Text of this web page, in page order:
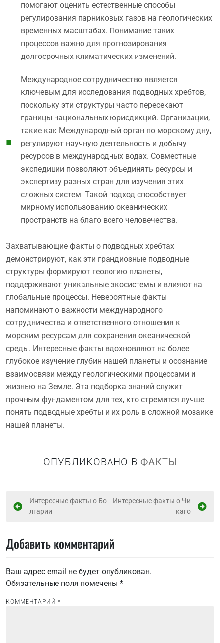
помогают оценить естественные способы
регулирования парниковых газов на геологических
временных масштабах. Понимание таких
процессов важно для прогнозирования
долгосрочных климатических изменений.
Международное сотрудничество является
ключевым для исследования подводных хребтов,
поскольку эти структуры часто пересекают
границы национальных юрисдикций. Организации,
такие как Международный орган по морскому дну,
регулируют научную деятельность и добычу
ресурсов в международных водах. Совместные
экспедиции позволяют объединять ресурсы и
экспертизу разных стран для изучения этих
сложных систем. Такой подход способствует
мирному использованию океанических
пространств на благо всего человечества.
Захватывающие факты о подводных хребтах
демонстрируют, как эти грандиозные подводные
структуры формируют геологию планеты,
поддерживают уникальные экосистемы и влияют на
глобальные процессы. Невероятные факты
напоминают о важности международного
сотрудничества и ответственного отношения к
морским ресурсам для сохранения океанической
среды. Интересные факты вдохновляют на более
глубокое изучение глубин нашей планеты и осознание
взаимосвязи между геологическими процессами и
жизнью на Земле. Эта подборка знаний служит
прочным фундаментом для тех, кто стремится лучше
понять подводные хребты и их роль в сложной мозаике
нашей планеты.
ОПУБЛИКОВАНО В ФАКТЫ
Н
и
а
ц
и
Интересные факты о Бо
лгарии
Интересные факты о Чи
каго
Добавить комментарий
Ваш адрес email не будет опубликован.
Обязательные поля помечены *
КОММЕНТАРИЙ *